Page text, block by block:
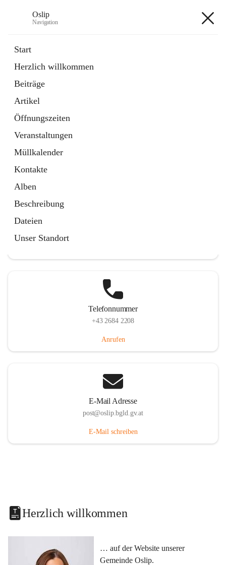
Oslip
Navigation
Start
Herzlich willkommen
Beiträge
Artikel
Öffnungszeiten
Veranstaltungen
Müllkalender
Kontakte
Alben
Beschreibung
Dateien
Unser Standort
Externe Webseite
in
Tab
Bundeskanzleramt Österreich
Externe Webseite
öffnet
in
neuem
Tab
Telefonnummer
+43 2684 2208
Anrufen
E-Mail Adresse
post@oslip.bgld.gv.at
E-Mail schreiben
Herzlich willkommen
… auf der Website unserer
Gemeinde Oslip.